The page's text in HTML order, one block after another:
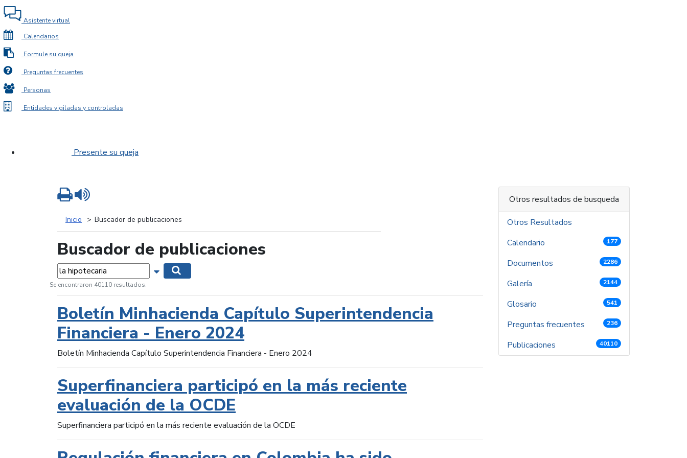
Asistente virtual
Calendarios
Formule su queja
Preguntas frecuentes
Personas
Entidades vigiladas y controladas
Presente su queja
Inicio Buscador de publicaciones
Buscador de publicaciones
Palabras... Mostrar opciones de búsqueda
Se encontraron 40110 resultados.
Boletín Minhacienda Capítulo Superintendencia
Financiera - Enero 2024
Boletín Minhacienda Capítulo Superintendencia Financiera - Enero 2024
Superfinanciera participó en la más reciente
evaluación de la OCDE
Superfinanciera participó en la más reciente evaluación de la OCDE
Imprimir
Otros resultados de busqueda
Otros Resultados
Calendario
177
Documentos 2286
Galería 2144
Glosario 541
Preguntas frecuentes 236
Publicaciones 40110